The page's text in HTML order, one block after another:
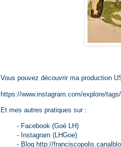
Vous pouvez découvrir ma production
https://www.instagram.com/explore/
Et mes autres pratiques sur :
- Facebook (Goé LH)
- Instagram (LHGoe)
- Blog http://